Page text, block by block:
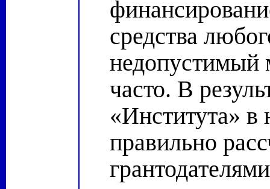
средства
недопустимый
часто. В
«Института» в
правильно